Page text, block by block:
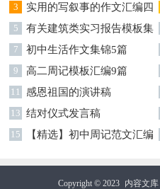
篇
3
实用的写叙事的作文汇编四
篇
5
有关建筑类实习报告模板集
锦九篇
7 初中生活作文集锦5篇
9 高二周记模板汇编9篇
11 感恩祖国的演讲稿
13 结对仪式发言稿
15
【精选】初中周记范文汇编
Copyright © 2023 内容文库